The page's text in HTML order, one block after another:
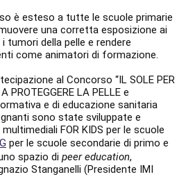
è esteso a tutte le scuole primarie
una corretta esposizione ai
tumori della pelle e rendere
come animatori di formazione.
al Concorso “IL SOLE PER
PROTEGGERE LA PELLE e
e di educazione sanitaria
sono state sviluppate e
FOR KIDS per le scuole
per le scuole secondarie di primo e
spazio di peer education,
Stanganelli (Presidente IMI